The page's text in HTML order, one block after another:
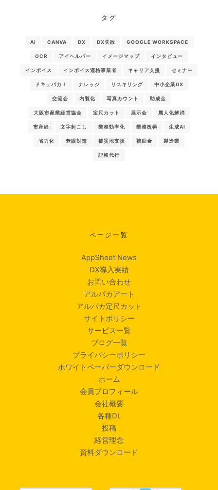
タグ
AI CANVA DX DX失敗 GOOGLE WORKSPACE
OCR アイヘルパー イメージマップ インタビュー
インボイス インボイス適格事業者 キャリア支援 セミナー
ドキュパカ！ ナレッジ リスキリング 中小企業DX
交流会 内製化 写真カウント 助成金
大阪市産業経営協会 定尺カット 展示会 属人化解消
市産経 文字起こし 業務効率化 業務改善 生成AI
省力化 老眼対策 被災地支援 補助金 製造業
記帳代行
ページ一覧
AppSheet News
DX導入実績
お問い合わせ
アルパカアート
アルパカ定尺カット
サイトポリシー
サービス一覧
ブログ一覧
プライバシーポリシー
ホワイトペーパーダウンロード
ホーム
会員プロフィール
会社概要
各種DL
投稿
経営理念
資料ダウンロード